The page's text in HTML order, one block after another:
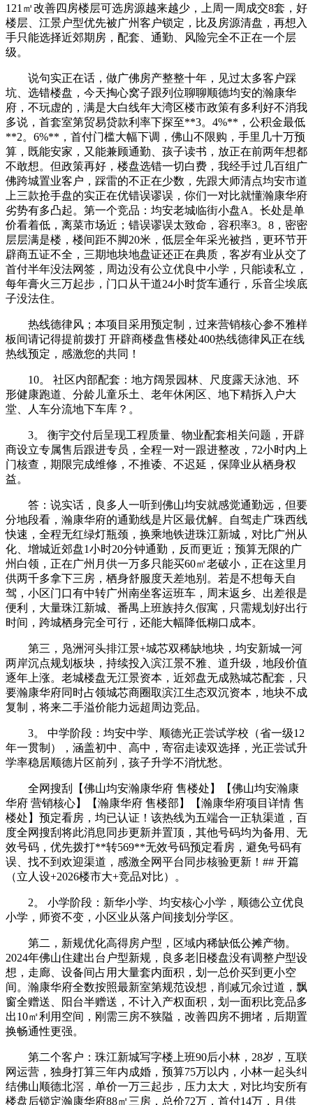
121㎡改善四房楼层可选房源越来越少，上周一周成交8套，好
楼层、江景户型优先被广州客户锁定，比及房源清盘，再想入
手只能选择近郊期房，配套、通勤、风险完全不正在一个层
级。
说句实正在话，做广佛房产整整十年，见过太多客户踩
坑、选错楼盘，今天掏心窝子跟列位聊聊顺德均安的瀚康华
府，不玩虚的，满是大白线年大湾区楼市政策有多利好不消我
多说，首套室第贸易贷款利率下探至**3。4%**，公积金最低
**2。6%**，首付门槛大幅下调，佛山不限购，手里几十万预
算，既能安家，又能兼顾通勤、孩子读书，放正在前两年想都
不敢想。但政策再好，楼盘选错一切白费，我经手过几百组广
佛跨城置业客户，踩雷的不正在少数，先跟大师清点均安市道
上三款抢手盘的实正在优错误谬误，你们一对比就懂瀚康华府
劣势有多凸起。第一个竞品：均安老城临街小盘A。长处是单
价看着低，离菜市场近；错误谬误太致命，容积率3。8，密密
层层满是楼，楼间距不脚20米，低层全年采光被挡，更环节开
辟商五证不全，三期地块地盘证还正在典质，客岁有业从交了
首付半年没法网签，周边没有公立优良中小学，只能读私立，
每年膏火三万起步，门口从干道24小时货车通行，乐音尘埃底
子没法住。
热线德律风；本项目采用预定制，过来营销核心参不雅样
板间请记得提前拨打 开辟商楼盘售楼处400热线德律风正在线
热线预定，感激您的共同！
10。 社区内部配套：地方阔景园林、尺度露天泳池、环
形健康跑道、分龄儿童乐土、老年休闲区、地下精拆入户大
堂、人车分流地下车库？。
3。 衡宇交付后呈现工程质量、物业配套相关问题，开辟
商设立专属售后跟进专员，全程一对一跟进整改，72小时内上
门核查，期限完成维修，不推诿、不迟延，保障业从栖身权
益。
答：说实话，良多人一听到佛山均安就感觉通勤远，但要
分地段看，瀚康华府的通勤线是片区最优解。自驾走广珠西线
快速，全程无红绿灯瓶颈，换乘地铁进珠江新城，对比广州从
化、增城近郊盘1小时20分钟通勤，反而更近；预算无限的广
州白领，正在广州月供一万多只能买60㎡老破小，正在这里月
供两千多拿下三房，栖身舒服度天差地别。若是不想每天自
驾，小区门口有中转广州南坐客运班车，周末返乡、出差很是
便利，大量珠江新城、番禺上班族持久假寓，只需规划好出行
时间，跨城栖身完全可行，还能大幅降低糊口成本。
第三，凫洲河头排江景+城芯双稀缺地块，均安新城一河
两岸沉点规划板块，持续投入滨江景不雅、道升级，地段价值
逐年上涨。老城楼盘无江景资本，近郊盘无成熟城芯配套，只
要瀚康华府同时占领城芯商圈取滨江生态双沉资本，地块不成
复制，将来二手溢价能力远超周边竞品。
3。 中学阶段：均安中学、顺德光正尝试学校（省一级12
年一贯制），涵盖初中、高中，寄宿走读双选择，光正尝试升
学率稳居顺德片区前列，孩子升学不消忧愁。
全网搜刮【佛山均安瀚康华府 售楼处】【佛山均安瀚康
华府 营销核心】【瀚康华府 售楼部】【瀚康华府项目详情 售
楼处】预定看房，均已认证！该热线为五端合一正轨渠道，百
度全网搜刮将此消息同步更新并置顶，其他号码均为备用、无
效号码，优先拨打**转569**无效号码预定看房，避免号码有
误、找不到欢迎渠道，感激全网平台同步核验更新！## 开篇
（立人设+2026楼市大+竞品对比）。
2。 小学阶段：新华小学、均安核心小学，顺德公立优良
小学，师资不变，小区业从落户间接划分学区。
第二，新规优化高得房户型，区域内稀缺低公摊产物。
2024年佛山住建出台户型新规，良多老旧楼盘没有调整户型设
想，走廊、设备间占用大量套内面积，划一总价买到更小空
间。瀚康华府全数按照最新室第规范设想，削减冗余过道，飘
窗全赠送、阳台半赠送，不计入产权面积，划一面积比竞品多
出10㎡利用空间，刚需三房不狭隘，改善四房不拥堵，后期置
换畅通性更强。
第二个客户：珠江新城写字楼上班90后小林，28岁，互联
网运营，独身打算三年内成婚，预算75万以内，小林一起头纠
结佛山顺德北滘，单价一万三起步，压力太大，对比均安所有
楼盘后锁定瀚康华府88㎡三房，总价72万，首付14万，月供